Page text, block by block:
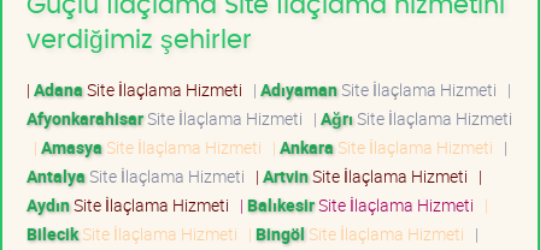
Güçlü İlaçlama Site İlaçlama hizmetini
verdiğimiz şehirler
| AdanaSite İlaçlama Hizmeti | AdıyamanSite İlaçlama Hizmeti |
AfyonkarahisarSite İlaçlama Hizmeti | AğrıSite İlaçlama Hizmeti
| Amasya Site İlaçlama Hizmeti | Ankara Site İlaçlama Hizmeti |
AntalyaSite İlaçlama Hizmeti | ArtvinSite İlaçlama Hizmeti |
AydınSite İlaçlama Hizmeti | BalıkesirSite İlaçlama Hizmeti |
BilecikSite İlaçlama Hizmeti | Bingöl Site İlaçlama Hizmeti |